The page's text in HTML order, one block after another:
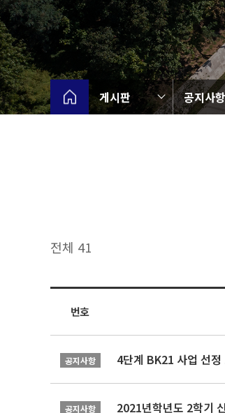
게시판 공지사항
전체 41
번호
공지사항 4단계 BK21 사업 선
공지사항 2021년학년도 2학기